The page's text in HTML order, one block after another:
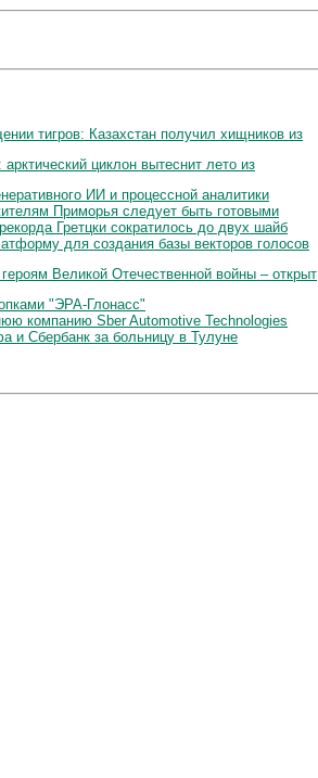
тигров: Казахстан получил хищников из
циклон вытеснит лето из
ИИ и процессной аналитики
Приморья следует быть готовыми
Гретцки сократилось до двух шайб
для создания базы векторов голосов
Великой Отечественной войны – открыт
"ЭРА-Глонасс"
компанию Sber Automotive Technologies
и Сбербанк за больницу в Тулуне